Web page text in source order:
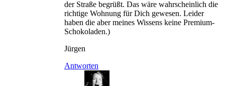
der Straße begrüßt. Das wäre wahrscheinlich die
richtige Wohnung für Dich gewesen. Leider
haben die aber meines Wissens keine Premium-
Schokoladen.)
Jürgen
Antworten